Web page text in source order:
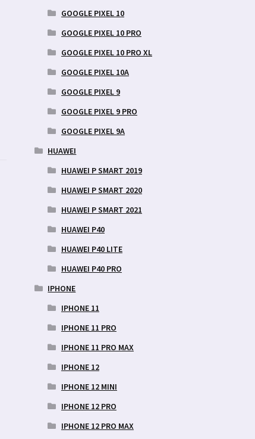
GOOGLE PIXEL 10
GOOGLE PIXEL 10 PRO
GOOGLE PIXEL 10 PRO XL
GOOGLE PIXEL 10A
GOOGLE PIXEL 9
GOOGLE PIXEL 9 PRO
GOOGLE PIXEL 9A
HUAWEI
HUAWEI P SMART 2019
HUAWEI P SMART 2020
HUAWEI P SMART 2021
HUAWEI P40
HUAWEI P40 LITE
HUAWEI P40 PRO
IPHONE
IPHONE 11
IPHONE 11 PRO
IPHONE 11 PRO MAX
IPHONE 12
IPHONE 12 MINI
IPHONE 12 PRO
IPHONE 12 PRO MAX